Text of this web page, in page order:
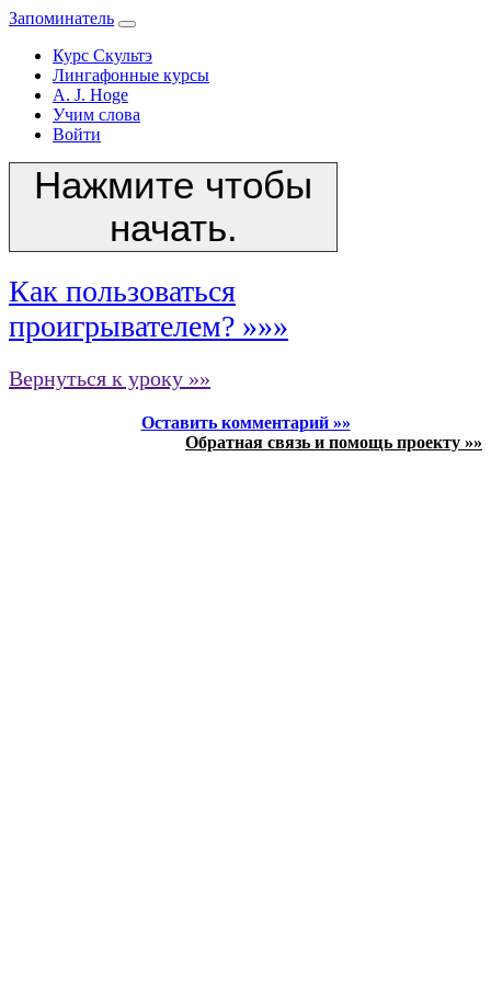
Запоминатель
Курс Скультэ
Лингафонные курсы
A. J. Hoge
Учим слова
Войти
Нажмите чтобы
начать.
Как пользоваться
проигрывателем? »»»
Вернуться к уроку »»
Оставить комментарий »»
Обратная связь и помощь проекту »»